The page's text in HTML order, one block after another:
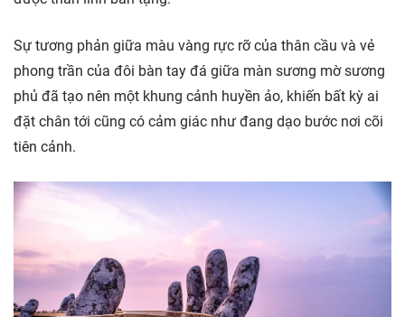
Sự tương phản giữa màu vàng rực rỡ của thân cầu và vẻ
phong trần của đôi bàn tay đá giữa màn sương mờ sương
phủ đã tạo nên một khung cảnh huyền ảo, khiến bất kỳ ai
đặt chân tới cũng có cảm giác như đang dạo bước nơi cõi
tiên cảnh.